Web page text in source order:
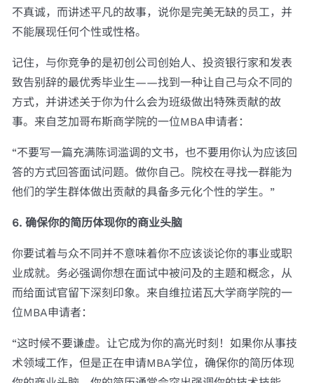
不真诚，而讲述平凡的故事，说你是完美无缺的员工，并
不能展现任何个性或性格。
记住，与你竞争的是初创公司创始人、投资银行家和发表
致告别辞的最优秀毕业生——找到一种让自己与众不同的
方式，并讲述关于你为什么会为班级做出特殊贡献的故
事。来自芝加哥布斯商学院的一位MBA申请者：
“不要写一篇充满陈词滥调的文书，也不要用你认为应该回
答的方式回答面试问题。做你自己。院校在寻找一群能为
他们的学生群体做出贡献的具备多元化个性的学生。”
6. 确保你的简历体现你的商业头脑
你要试着与众不同并不意味着你不应该谈论你的事业或职
业成就。务必强调你想在面试中被问及的主题和概念，从
而给面试官留下深刻印象。来自维拉诺瓦大学商学院的一
位MBA申请者：
“这时候不要谦虚。让它成为你的高光时刻！如果你从事技
术领域工作，但是正在申请MBA学位，确保你的简历体现